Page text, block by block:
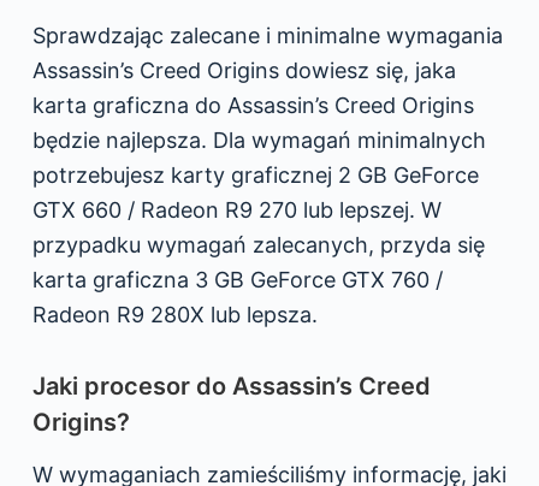
Sprawdzając zalecane i minimalne wymagania
Assassin’s Creed Origins dowiesz się, jaka
karta graficzna do Assassin’s Creed Origins
będzie najlepsza. Dla wymagań minimalnych
potrzebujesz karty graficznej 2 GB GeForce
GTX 660 / Radeon R9 270 lub lepszej. W
przypadku wymagań zalecanych, przyda się
karta graficzna 3 GB GeForce GTX 760 /
Radeon R9 280X lub lepsza.
Jaki procesor do Assassin’s Creed
Origins?
W wymaganiach zamieściliśmy informację, jaki